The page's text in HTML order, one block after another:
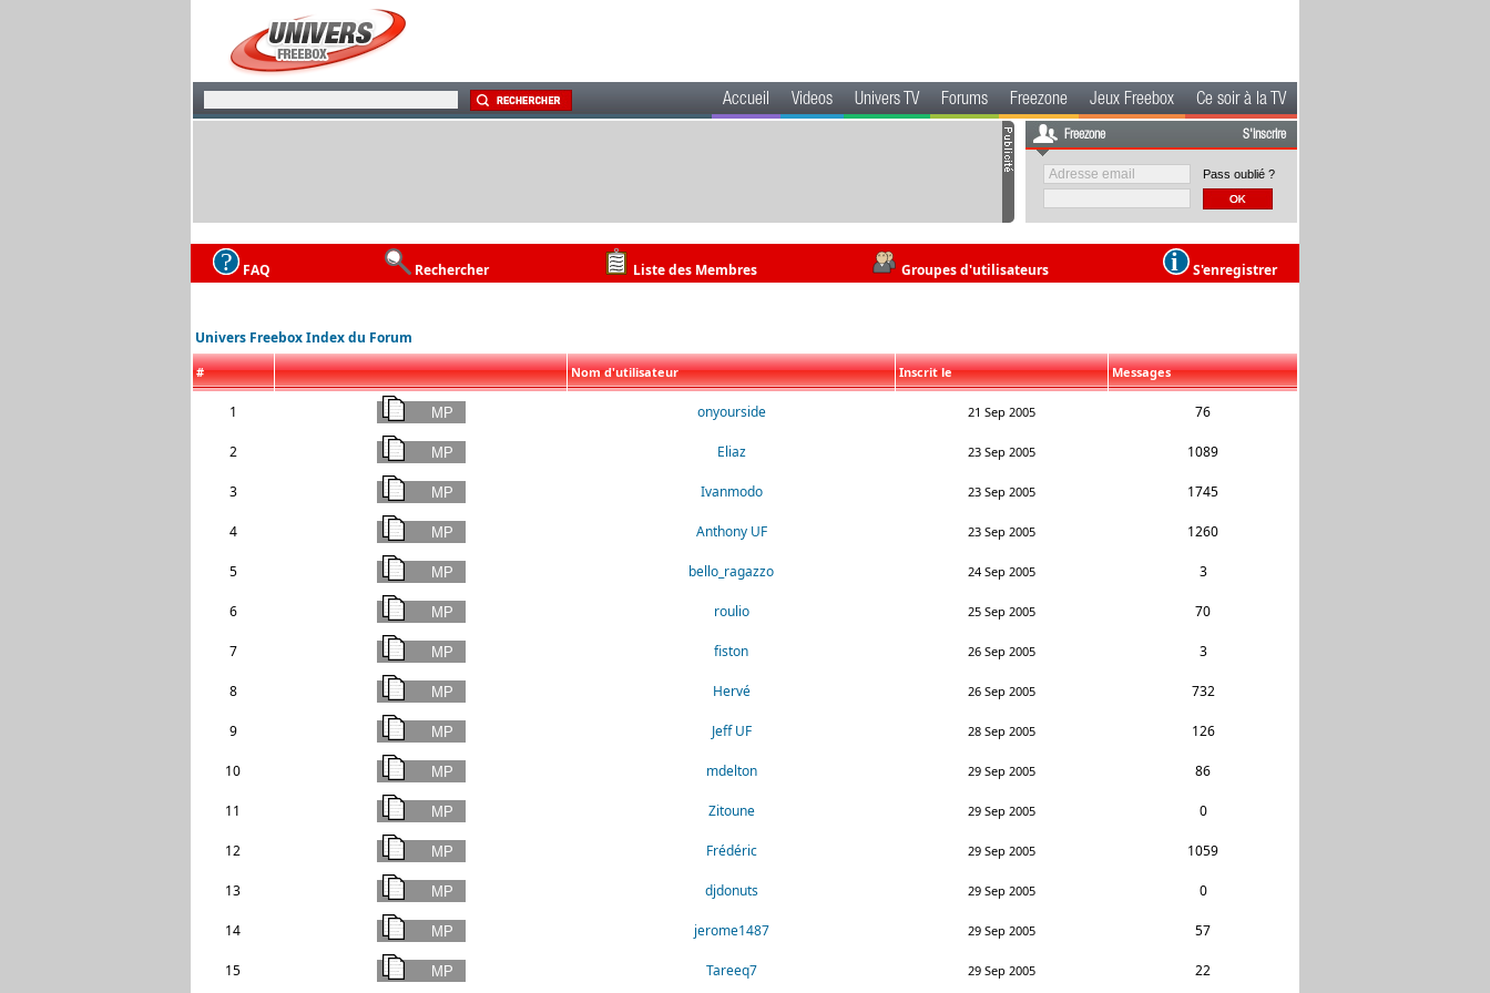
Accueil Videos Univers TV Forums Freezone Jeux Freebox Ce soir à la TV
Freezone S'inscrire
Pass oublié ?
FAQ Rechercher Liste des Membres Groupes d'utilisateurs S'enregistrer
Univers Freebox Index du Forum
# Nom d'utilisateur Inscrit le Messages
1 onyourside 21 Sep 2005 76
2 Eliaz 23 Sep 2005 1089
3 Ivanmodo 23 Sep 2005 1745
4 Anthony UF 23 Sep 2005 1260
5 bello_ragazzo 24 Sep 2005 3
6 roulio 25 Sep 2005 70
7 fiston 26 Sep 2005 3
8 Hervé 26 Sep 2005 732
9 Jeff UF 28 Sep 2005 126
10 mdelton 29 Sep 2005 86
11 Zitoune 29 Sep 2005 0
12 Frédéric 29 Sep 2005 1059
13 djdonuts 29 Sep 2005 0
14 jerome1487 29 Sep 2005 57
15 Tareeq7 29 Sep 2005 22